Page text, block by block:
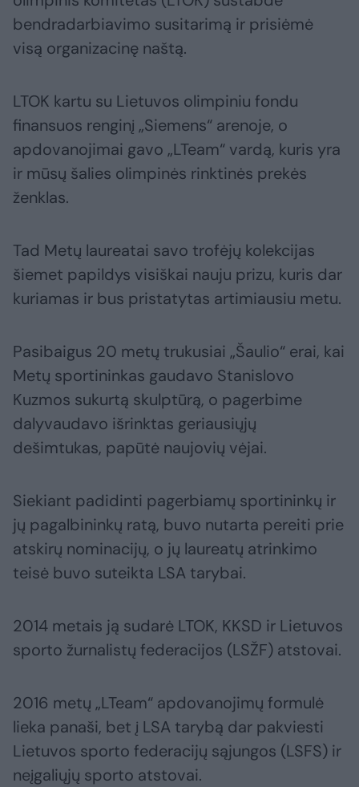
bendradarbiavimo susitarimą ir prisiėmė
visą organizacinę naštą.
LTOK kartu su Lietuvos olimpiniu fondu
finansuos renginį „Siemens“ arenoje, o
apdovanojimai gavo „LTeam“ vardą, kuris yra
ir mūsų šalies olimpinės rinktinės prekės
ženklas.
Tad Metų laureatai savo trofėjų kolekcijas
šiemet papildys visiškai nauju prizu, kuris dar
kuriamas ir bus pristatytas artimiausiu metu.
Pasibaigus 20 metų trukusiai „Šaulio“ erai, kai
Metų sportininkas gaudavo Stanislovo
Kuzmos sukurtą skulptūrą, o pagerbime
dalyvaudavo išrinktas geriausiųjų
dešimtukas, papūtė naujovių vėjai.
Siekiant padidinti pagerbiamų sportininkų ir
jų pagalbininkų ratą, buvo nutarta pereiti prie
atskirų nominacijų, o jų laureatų atrinkimo
teisė buvo suteikta LSA tarybai.
2014 metais ją sudarė LTOK, KKSD ir Lietuvos
sporto žurnalistų federacijos (LSŽF) atstovai.
2016 metų „LTeam“ apdovanojimų formulė
lieka panaši, bet į LSA tarybą dar pakviesti
Lietuvos sporto federacijų sąjungos (LSFS) ir
neįgaliųjų sporto atstovai.